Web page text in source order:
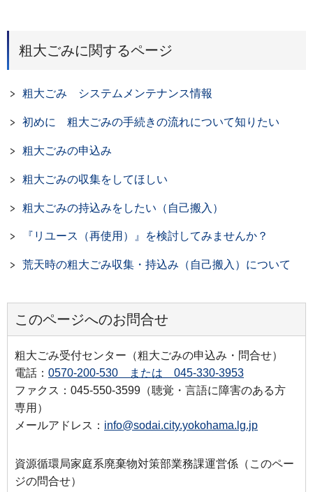
粗大ごみに関するページ
粗大ごみ システムメンテナンス情報
初めに 粗大ごみの手続きの流れについて知りたい
粗大ごみの申込み
粗大ごみの収集をしてほしい
粗大ごみの持込みをしたい（自己搬入）
『リユース（再使用）』を検討してみませんか？
荒天時の粗大ごみ収集・持込み（自己搬入）について
このページへのお問合せ
粗大ごみ受付センター（粗大ごみの申込み・問合せ）
電話： 0570-200-530 または 045-330-3953
ファクス：045-550-3599（聴覚・言語に障害のある方
専用）
メールアドレス： info@sodai.city.yokohama.lg.jp
資源循環局家庭系廃棄物対策部業務課運営係（このペー
ジの問合せ）